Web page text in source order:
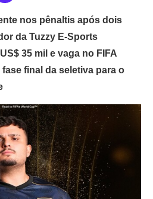
nos pênaltis após dois
da Tuzzy E-Sports
35 mil e vaga no FIFA
final da seletiva para o